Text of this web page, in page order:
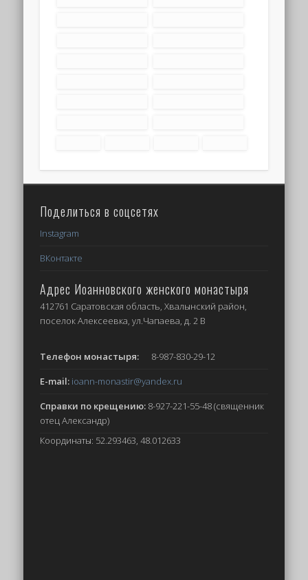
Поделиться в соцсетях
Instagram
ВКонтакте
Адрес Иоанновского женского монастыря
412761 Саратовская область, Хвалынский район,
поселок Алексеевка, ул.Чапаева, д. 2 В
Телефон монастыря:
8-987-830-29-12
E-mail: ioann-monastir@yandex.ru
Справки по крещению: 8-927-221-55-48 (священник
отец Александр)
Координаты: 52.293463, 48.012633